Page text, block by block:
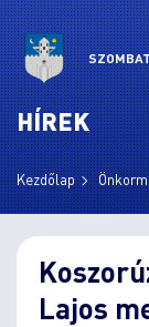
HÍREK
Kezdőlap
Lajos